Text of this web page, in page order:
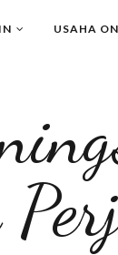
USAHA